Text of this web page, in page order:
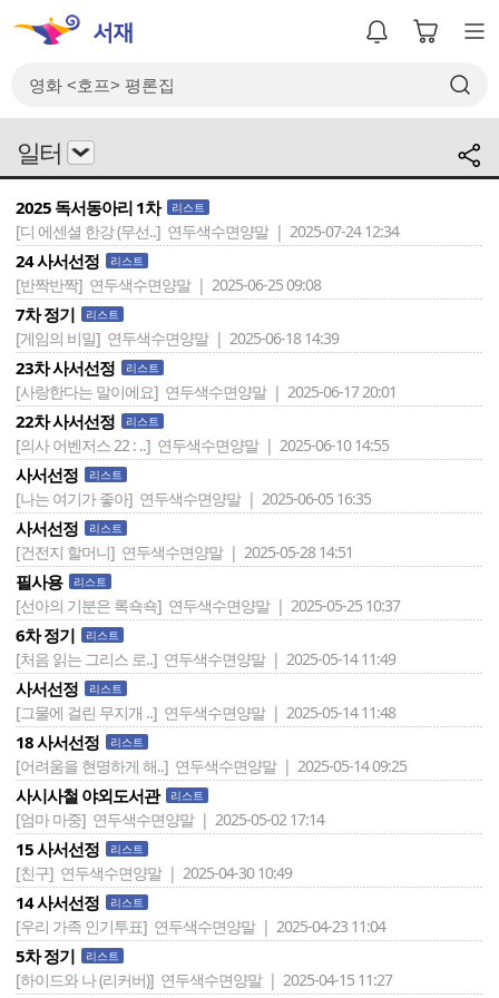
일터
2025 독서동아리 1차 리스트
[디 에센셜 한강 (무선..] 연두색수면양말 | 2025-07-24 12:34
24 사서선정 리스트
[반짝반짝] 연두색수면양말 | 2025-06-25 09:08
7차 정기 리스트
[게임의 비밀] 연두색수면양말 | 2025-06-18 14:39
23차 사서선정 리스트
[사랑한다는 말이에요] 연두색수면양말 | 2025-06-17 20:01
22차 사서선정 리스트
[의사 어벤저스 22 : ..] 연두색수면양말 | 2025-06-10 14:55
사서선정 리스트
[나는 여기가 좋아] 연두색수면양말 | 2025-06-05 16:35
사서선정 리스트
[건전지 할머니] 연두색수면양말 | 2025-05-28 14:51
필사용 리스트
[선아의 기분은 록쇽쇽] 연두색수면양말 | 2025-05-25 10:37
6차 정기 리스트
[처음 읽는 그리스 로..] 연두색수면양말 | 2025-05-14 11:49
사서선정 리스트
[그물에 걸린 무지개 ..] 연두색수면양말 | 2025-05-14 11:48
18 사서선정 리스트
[어려움을 현명하게 해..] 연두색수면양말 | 2025-05-14 09:25
사시사철 야외도서관 리스트
[엄마 마중] 연두색수면양말 | 2025-05-02 17:14
15 사서선정 리스트
[친구] 연두색수면양말 | 2025-04-30 10:49
14 사서선정 리스트
[우리 가족 인기투표] 연두색수면양말 | 2025-04-23 11:04
5차 정기 리스트
[하이드와 나 (리커버)] 연두색수면양말 | 2025-04-15 11:27